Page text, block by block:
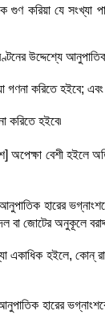
যে সংখ্যা
উদ্দেশ্যে
গণনা করিতে হইবে; এবং
করিতে হইবে৷
অপেক্ষা বেশী হইলে
হারের
বা জোটের অনুকূলে
একাধিক হইলে,
হারের